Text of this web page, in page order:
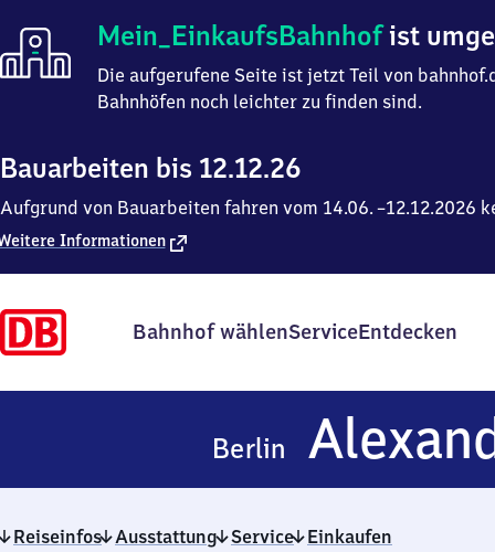
Mein
Einkaufsbahnhof
ist
umgezogen
Mein_EinkaufsBahnhofist
Die aufgerufene Seite ist jetzt Teil von
Bahnhöfen noch leichter zu finden sind.
Bauarbeiten bis 12.12.26
Aufgrund von Bauarbeiten fahren vom 14.06. –12.12.2026
Informationen
Bahnhof wählenServiceEntdecken
Berlin
Reiseinfos Ausstattung Service Einkaufen